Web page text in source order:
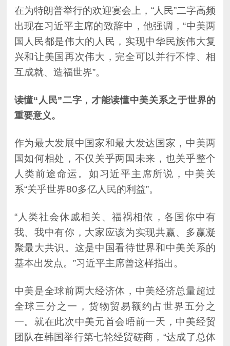
互成就、造福世界”。
重要意义。
系“关乎世界80多亿人民的利益”。
基本出发点。”习近平主席曾这样指出。